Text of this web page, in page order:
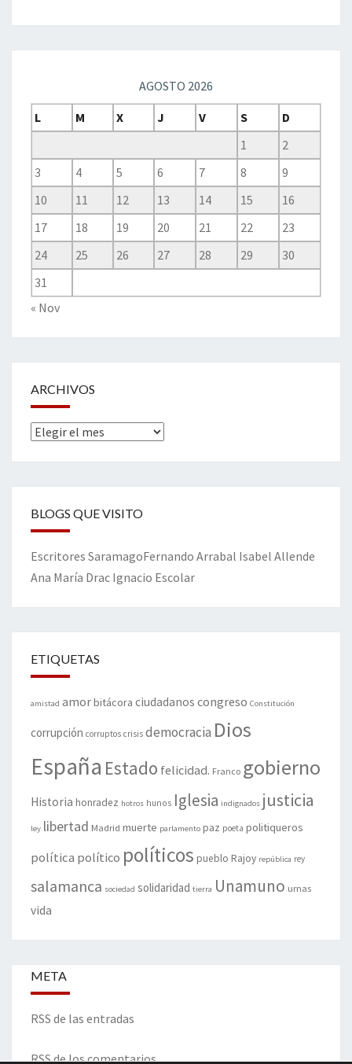
AGOSTO 2026
L
M X J V S
D
1
2
3
4 5 6 7 8
9
10
11 12 13 14 15
16
17
18 19 20 21 22
23
24
25 26 27 28 29
30
31
« Nov
ARCHIVOS
Archivos
BLOGS QUE VISITO
Escritores SaramagoFernando Arrabal Isabel Allende
Ana María Drac Ignacio Escolar
ETIQUETAS
amistad amorbitácora ciudadanos congreso Constitución
corrupción corruptos crisis democracia Dios
España Estado felicidad. Franco gobierno
Historia honradez hotros hunos Iglesia indignados justicia
ley libertad Madrid muerte parlamento paz poeta politiqueros
política político políticos pueblo Rajoy república rey
salamanca sociedad solidaridad tierra Unamuno urnas
vida
META
RSS de las entradas
RSS de los comentarios